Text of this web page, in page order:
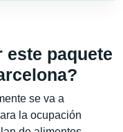
este paquete
se va a
la ocupación